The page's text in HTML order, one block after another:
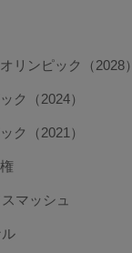
リンピック（2028）
ク（2024）
ク（2021）
マッシュ